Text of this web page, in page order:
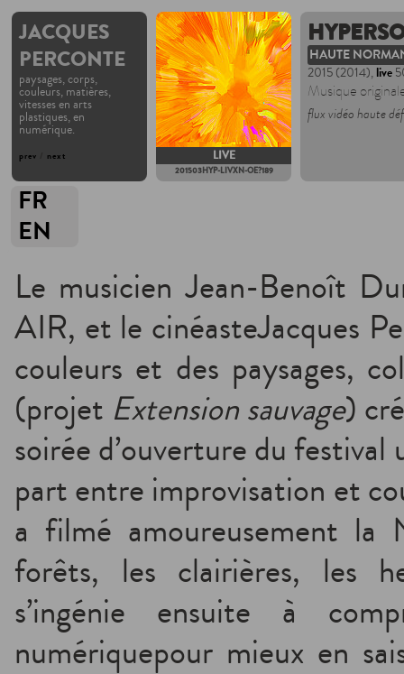
JACQUES
PERCONTE
paysages, corps,
couleurs, matières,
vitesses en arts
plastiques, en
numérique.
prev next LIVE
201503HYP-LIVXN-OE?189
HAUTE
2015 (2014), live
Musique
flux vidéo haute
FR
EN
Le musicien Jean-Benoît
AIR, et le cinéasteJacques
couleurs et des paysages,
(projet Extension sauvage)
soirée d’ouverture du
part entre improvisation et
a filmé amoureusement la
forêts, les clairières, les
s’ingénie ensuite à
numériquepour mieux en